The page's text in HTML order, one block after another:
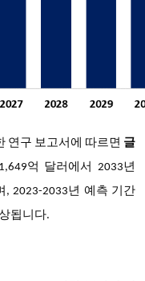
연구 보고서에 따르면 글
억 달러에서 2033년
, 2023-2033년 예측 기간
됩니다.